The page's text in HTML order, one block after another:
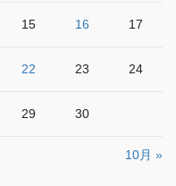
15 16 17
22 23 24
29 30
10月 »